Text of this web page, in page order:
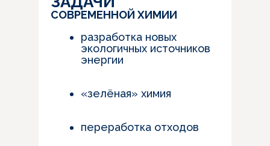
СОВРЕМЕННОЙ ХИМИИ
разработка новых
экологичных источников
энергии
«зелёная» химия
переработка отходов